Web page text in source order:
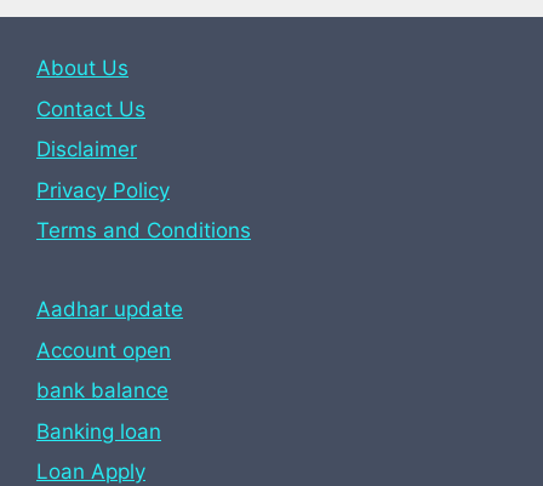
About Us
Contact Us
Disclaimer
Privacy Policy
Terms and Conditions
Aadhar update
Account open
bank balance
Banking loan
Loan Apply